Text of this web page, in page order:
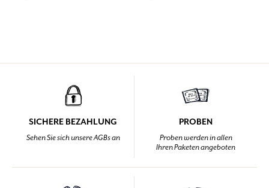
SICHERE BEZAHLUNG
Sehen Sie sich unsere AGBs an
PROBEN
Proben werden in allen
Ihren Paketen angeboten